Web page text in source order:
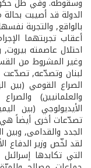
الدولة قد أصيبت
أعقاب تجربتهما
احتلال عاصمته
وغير المشروط من
لبنان وتصدّعه,
الصراع القومي (بين
والعلمانيين)
الأيديولوجي (بين
تصدّعات أخرى أيضاً هي:
الجدد والقدامى, وبين
لقد لخّص وزير الدفاع
التي تكابدها